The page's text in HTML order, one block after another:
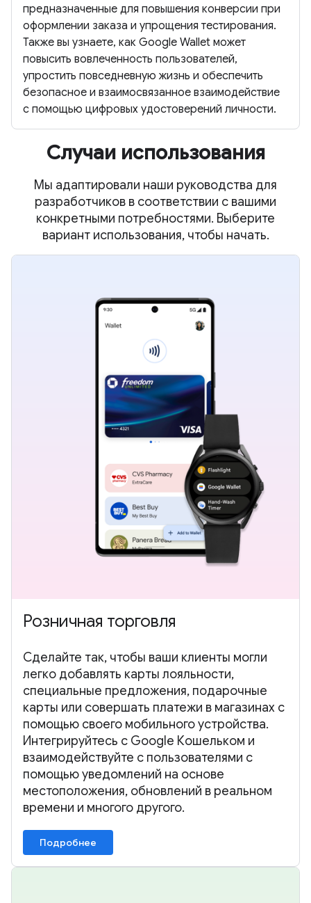
предназначенные для повышения конверсии при
оформлении заказа и упрощения тестирования.
Также вы узнаете, как Google Wallet может
повысить вовлеченность пользователей,
упростить повседневную жизнь и обеспечить
безопасное и взаимосвязанное взаимодействие
с помощью цифровых удостоверений личности.
Случаи использования
Мы адаптировали наши руководства для
разработчиков в соответствии с вашими
конкретными потребностями. Выберите
вариант использования, чтобы начать.
Розничная торговля
Сделайте так, чтобы ваши клиенты могли
легко добавлять карты лояльности,
специальные предложения, подарочные
карты или совершать платежи в магазинах с
помощью своего мобильного устройства.
Интегрируйтесь с Google Кошельком и
взаимодействуйте с пользователями с
помощью уведомлений на основе
местоположения, обновлений в реальном
времени и многого другого.
Подробнее